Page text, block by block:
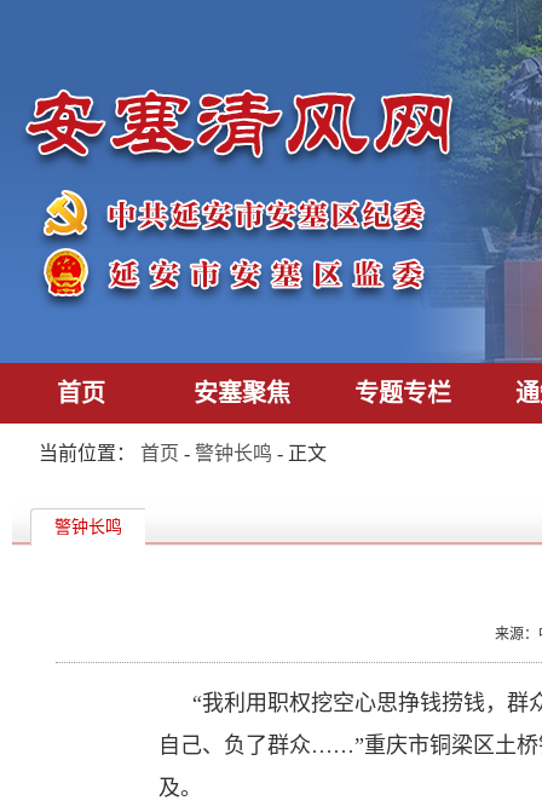
首页 安塞聚焦 专题专栏
当前位置： 首页 - 警钟长鸣 - 正文
警钟长鸣
来源：
“我利用职权挖空心思挣钱捞钱，群
自己、负了群众……”重庆市铜梁区土
及。